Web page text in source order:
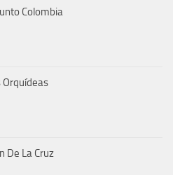
Colombia
Orquídeas
De La Cruz